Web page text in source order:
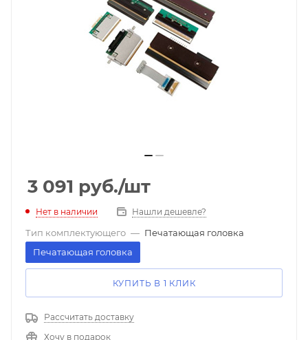
3 091 руб./шт
Нет в наличии Нашли дешевле?
Тип комплектующего — Печатающая головка
Печатающая головка
КУПИТЬ В 1 КЛИК
Рассчитать доставку
Хочу в подарок